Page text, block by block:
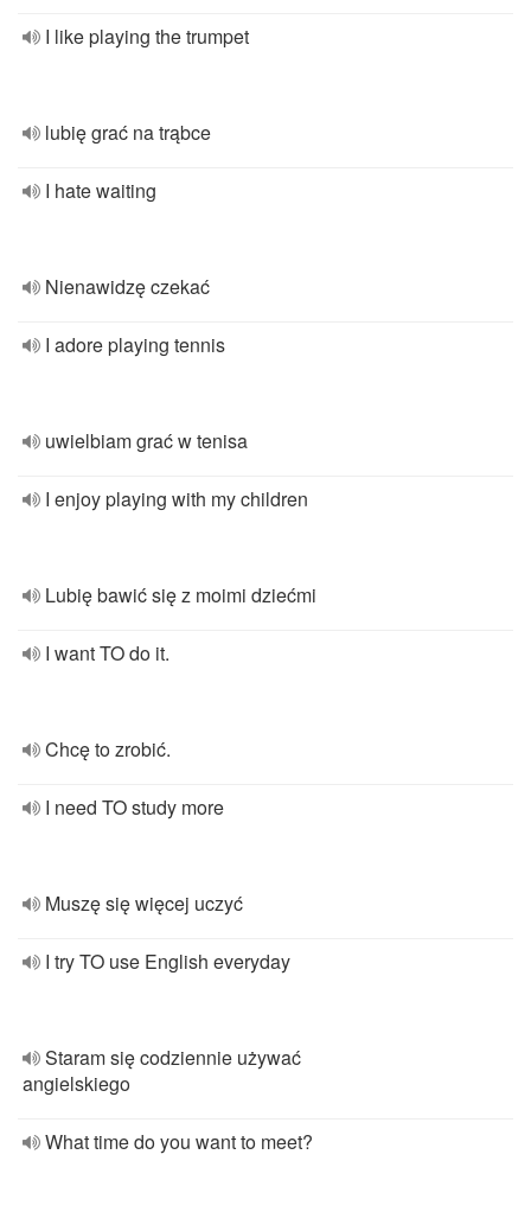
I like playing the trumpet
lubię grać na trąbce
I hate waiting
Nienawidzę czekać
I adore playing tennis
uwielbiam grać w tenisa
I enjoy playing with my children
Lubię bawić się z moimi dziećmi
I want TO do it.
Chcę to zrobić.
I need TO study more
Muszę się więcej uczyć
I try TO use English everyday
Staram się codziennie używać
angielskiego
What time do you want to meet?